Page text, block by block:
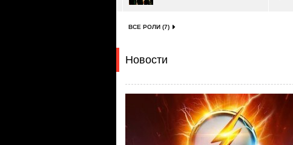
ВСЕ РОЛИ (7)
Новости